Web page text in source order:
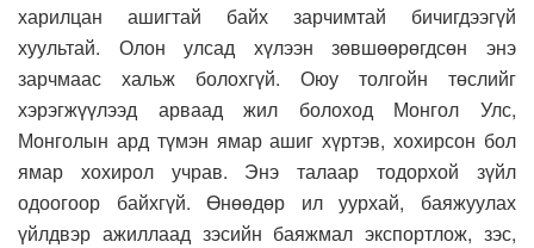
харилцан ашигтай байх зарчимтай бичигдээгүй
хуультай. Олон улсад хүлээн зөвшөөрөгдсөн энэ
зарчмаас хальж болохгүй. Оюу толгойн төслийг
хэрэгжүүлээд арваад жил болоход Монгол Улс,
Монголын ард түмэн ямар ашиг хүртэв, хохирсон бол
ямар хохирол учрав. Энэ талаар тодорхой зүйл
одоогоор байхгүй. Өнөөдөр ил уурхай, баяжуулах
үйлдвэр ажиллаад зэсийн баяжмал экспортлож, зэс,